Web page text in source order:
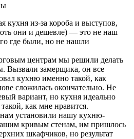
кухня из-за короба и выступов,
они и дешевле) — это не наш
где были, но не нашли
центрам мы решили делать
Вызвали замерщика, он все
кухню именно такой, как
сложилась окончательно. Не
вариант, но кухня идеально
как мне нравится.
установили нашу кухню-
кривым стенам, им пришлось
шкафчиков, но результат